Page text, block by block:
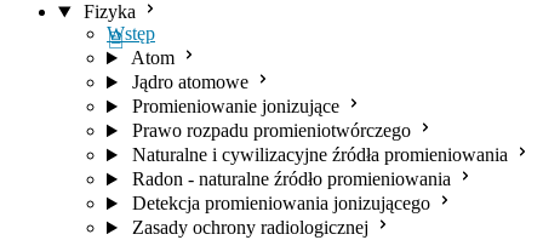
Fizyka
Wstęp
Atom
Jądro atomowe
Promieniowanie jonizujące
Prawo rozpadu promieniotwórczego
Naturalne i cywilizacyjne źródła promieniowania
Radon - naturalne źródło promieniowania
Detekcja promieniowania jonizującego
Zasady ochrony radiologicznej